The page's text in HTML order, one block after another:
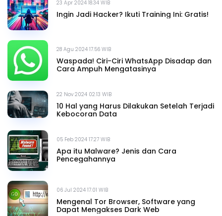
23 Apr 2024 18.34 WIB
Ingin Jadi Hacker? Ikuti Training Ini: Gratis!
28 Agu 2024 17.56 WIB
Waspada! Ciri-Ciri WhatsApp Disadap dan
Cara Ampuh Mengatasinya
22 Nov 2024 02.13 WIB
10 Hal yang Harus Dilakukan Setelah Terjadi
Kebocoran Data
05 Feb 2024 17.27 WIB
Apa itu Malware? Jenis dan Cara
Pencegahannya
06 Jul 2024 17.01 WIB
Mengenal Tor Browser, Software yang
Dapat Mengakses Dark Web